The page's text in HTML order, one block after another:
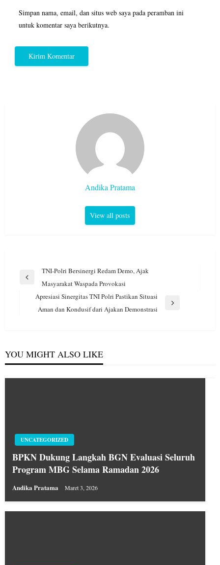
Simpan nama, email, dan situs web saya pada peramban ini
untuk komentar saya berikutnya.
Andika Pratama
View all posts
Navigasi
Previous
TNI-Polri Bersinergi Redam Demo, Ajak
Masyarakat Waspada Provokasi
Next
Apresiasi Sinergitas TNI Polri Pastikan Situasi
Aman dan Kondusif dari Ajakan Demonstrasi
YOU MIGHT ALSO LIKE
UNCATEGORIZED
BPKN Dukung Langkah BGN Evaluasi Seluruh
Program MBG Selama Ramadan 2026
Andika Pratama Maret 3, 2026